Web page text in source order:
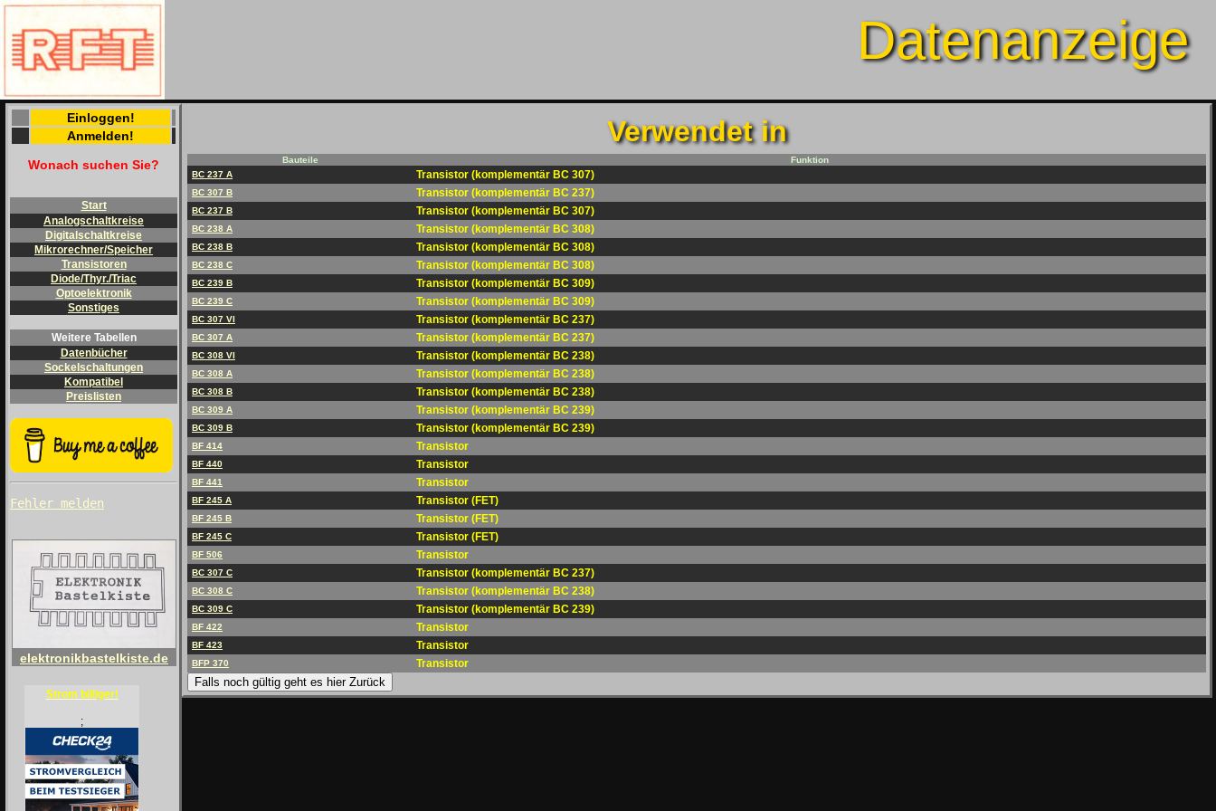
Datenanzeige
Einloggen!
Anmelden!
Wonach suchen Sie?
Start
Analogschaltkreise
Digitalschaltkreise
Mikrorechner/Speicher
Transistoren
Diode/Thyr./Triac
Optoelektronik
Sonstiges
Weitere Tabellen
Datenbücher
Sockelschaltungen
Kompatibel
Preislisten
Fehler melden
elektronikbastelkiste.de
Strom billiger!
;
Verwendet in
Bauteile
Funktion
BC 237 A
Transistor (komplementär BC 307)
BC 307 B Transistor (komplementär BC 237)
BC 237 B Transistor (komplementär BC 307)
BC 238 A Transistor (komplementär BC 308)
BC 238 B Transistor (komplementär BC 308)
BC 238 C Transistor (komplementär BC 308)
BC 239 B Transistor (komplementär BC 309)
BC 239 C Transistor (komplementär BC 309)
BC 307 VI Transistor (komplementär BC 237)
BC 307 A Transistor (komplementär BC 237)
BC 308 VI Transistor (komplementär BC 238)
BC 308 A Transistor (komplementär BC 238)
BC 308 B Transistor (komplementär BC 238)
BC 309 A Transistor (komplementär BC 239)
BC 309 B Transistor (komplementär BC 239)
BF 414 Transistor
BF 440 Transistor
BF 441 Transistor
BF 245 A Transistor (FET)
BF 245 B Transistor (FET)
BF 245 C Transistor (FET)
BF 506 Transistor
BC 307 C Transistor (komplementär BC 237)
BC 308 C Transistor (komplementär BC 238)
BC 309 C Transistor (komplementär BC 239)
BF 422 Transistor
BF 423 Transistor
BFP 370 Transistor
Falls noch gültig geht es hier Zurück